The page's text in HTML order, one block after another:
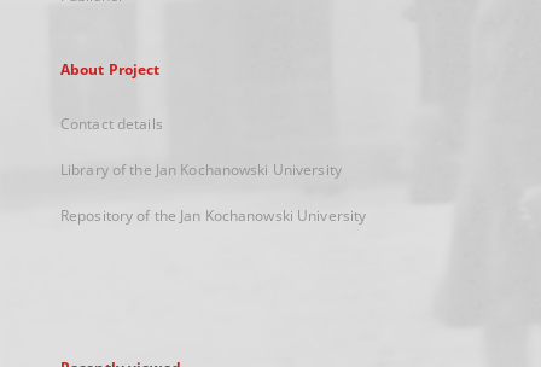
About Project
Contact details
Library of the Jan Kochanowski University
Repository of the Jan Kochanowski University